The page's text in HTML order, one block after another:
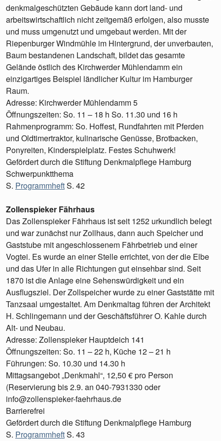
denkmalgeschützten Gebäude kann dort land- und
arbeitswirtschaftlich nicht zeitgemäß erfolgen, also musste
und muss umgenutzt und umgebaut werden. Mit der
Riepenburger Windmühle im Hintergrund, der unverbauten,
Baum bestandenen Landschaft, bildet das gesamte
Gelände östlich des Kirchwerder Mühlendamm ein
einzigartiges Beispiel ländlicher Kultur im Hamburger
Raum.
Adresse: Kirchwerder Mühlendamm 5
Öffnungszeiten: So. 11 – 18 h So. 11.30 und 16 h
Rahmenprogramm: So. Hoffest, Rundfahrten mit Pferden
und Oldtimertraktor, kulinarische Genüsse, Brotbacken,
Ponyreiten, Kinderspielplatz. Festes Schuhwerk!
Gefördert durch die Stiftung Denkmalpflege Hamburg
Schwerpunktthema
S. ProgrammheftS. 42
Zollenspieker Fährhaus
Das Zollenspieker Fährhaus ist seit 1252 urkundlich belegt
und war zunächst nur Zollhaus, dann auch Speicher und
Gaststube mit angeschlossenem Fährbetrieb und einer
Vogtei. Es wurde an einer Stelle errichtet, von der die Elbe
und das Ufer in alle Richtungen gut einsehbar sind. Seit
1870 ist die Anlage eine Sehenswürdigkeit und ein
Ausflugsziel. Der Zollspeicher wurde zu einer Gaststätte mit
Tanzsaal umgestaltet. Am Denkmaltag führen der Architekt
H. Schlingemann und der Geschäftsführer O. Kahle durch
Alt- und Neubau.
Adresse: Zollenspieker Hauptdeich 141
Öffnungszeiten: So. 11 – 22 h, Küche 12 – 21 h
Führungen: So. 10.30 und 14.30 h
Mittagsangebot „Denkmahl“, 12,50 € pro Person
(Reservierung bis 2.9. an 040-7931330 oder
info@zollenspieker-faehrhaus.de
Barrierefrei
Gefördert durch die Stiftung Denkmalpflege Hamburg
S. ProgrammheftS. 43